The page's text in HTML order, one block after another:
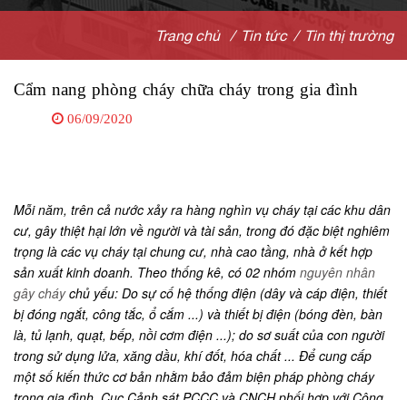
Trang chủ / Tin tức / Tin thị trường
Cẩm nang phòng cháy chữa cháy trong gia đình
06/09/2020
Mỗi năm, trên cả nước xảy ra hàng nghìn vụ cháy tại các khu dân
cư, gây thiệt hại lớn về người và tài sản, trong đó đặc biệt nghiêm
trọng là các vụ cháy tại chung cư, nhà cao tầng, nhà ở kết hợp
sản xuất kinh doanh. Theo thống kê, có 02 nhóm nguyên nhân
gây cháychủ yếu: Do sự cố hệ thống điện (dây và cáp điện, thiết
bị đóng ngắt, công tắc, ổ cắm ...) và thiết bị điện (bóng đèn, bàn
là, tủ lạnh, quạt, bếp, nồi cơm điện ...); do sơ suất của con người
trong sử dụng lửa, xăng dầu, khí đốt, hóa chất ... Để cung cấp
một số kiến thức cơ bản nhằm bảo đảm biện pháp phòng cháy